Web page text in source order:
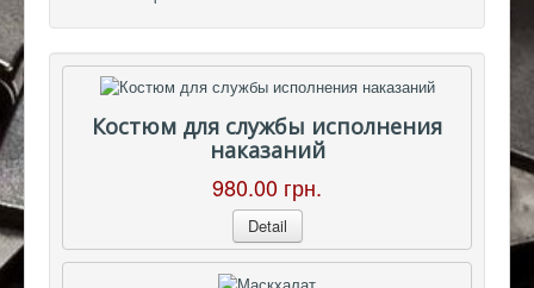
Костюм для службы исполнения
наказаний
980.00 грн.
Detail